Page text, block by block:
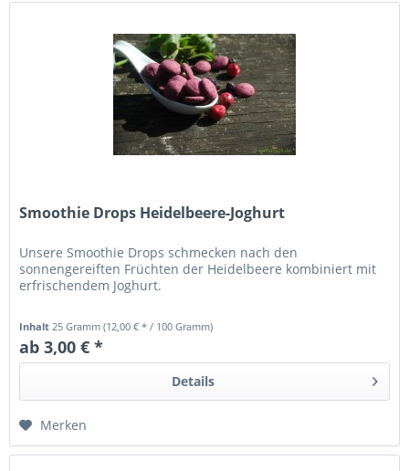
Smoothie Drops Heidelbeere-Joghurt
Unsere Smoothie Drops schmecken nach den
sonnengereiften Früchten der Heidelbeere kombiniert mit
erfrischendem Joghurt.
Inhalt25 Gramm(12,00 € * / 100 Gramm)
ab 3,00 € *
Details
Merken